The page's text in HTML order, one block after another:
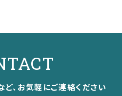
ど、お気軽にご連絡ください